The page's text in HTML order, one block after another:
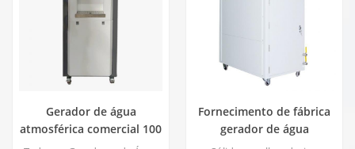
Gerador de água
atmosférica comercial 100
Fornecimento de fábrica
gerador de água